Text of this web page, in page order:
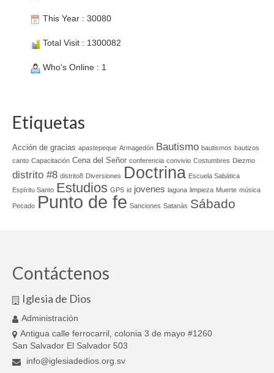
This Year : 30080
Total Visit : 1300082
Who's Online : 1
Etiquetas
Acción de gracias apastepeque Armagedón Bautismo bautismos bautizos
canto Capacitación Cena del Señor conferencia convivio Costumbres Diezmo
distrito #8 distrito8 Diversiones Doctrina Escuela Sabática
Espíritu Santo Estudios GPS id jovenes laguna limpieza Muerte música
Pecado Punto de fe Sanciones Satanás Sábado
Contáctenos
Iglesia de Dios
Administración
Antigua calle ferrocarril, colonia 3 de mayo #1260
San Salvador El Salvador 503
info@iglesiadedios.org.sv